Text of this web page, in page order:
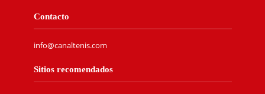
Contacto
info@canaltenis.com
Sitios recomendados